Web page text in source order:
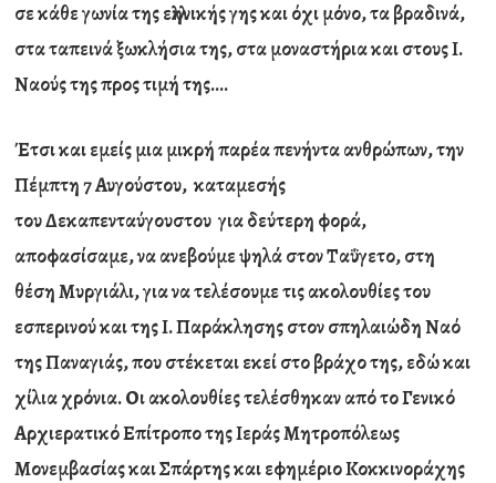
σε κάθε γωνία της ελληνικής γης και όχι μόνο, τα βραδινά,
στα ταπεινά ξωκλήσια της, στα μοναστήρια και στους Ι.
Ναούς της προς τιμή της….
Έτσι και εμείς μια μικρή παρέα πενήντα ανθρώπων, την
Πέμπτη 7 Αυγούστου, καταμεσής
του Δεκαπενταύγουστου για δεύτερη φορά,
αποφασίσαμε, να ανεβούμε ψηλά στον Ταΰγετο, στη
θέση Μυργιάλι, για να τελέσουμε τις ακολουθίες του
εσπερινού και της Ι. Παράκλησης στον σπηλαιώδη Ναό
της Παναγιάς, που στέκεται εκεί στο βράχο της, εδώ και
χίλια χρόνια. Οι ακολουθίες τελέσθηκαν από το Γενικό
Αρχιερατικό Επίτροπο της Ιεράς Μητροπόλεως
Μονεμβασίας και Σπάρτης και εφημέριο Κοκκινοράχης